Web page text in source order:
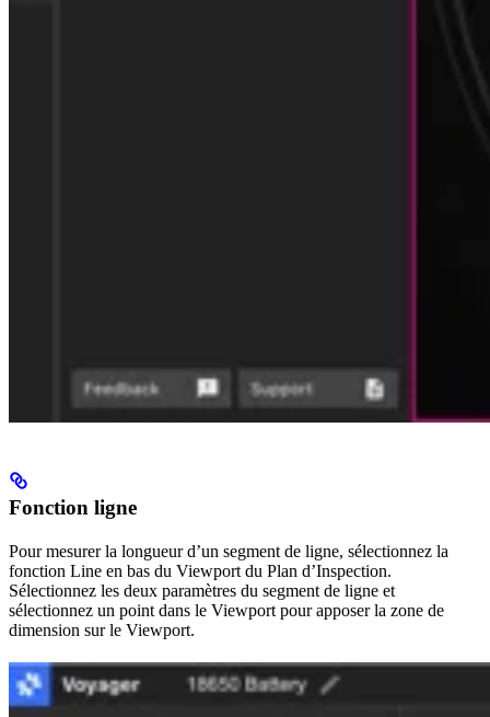
Fonction ligne
Pour mesurer la longueur d’un segment de ligne, sélectionnez la
fonction Line en bas du Viewport du Plan d’Inspection.
Sélectionnez les deux paramètres du segment de ligne et
sélectionnez un point dans le Viewport pour apposer la zone de
dimension sur le Viewport.